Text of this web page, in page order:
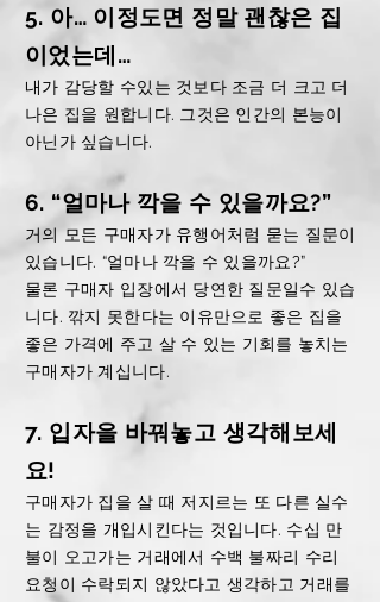
5. 아… 이정도면 정말 괜찮은 집
이었는데…
내가 감당할 수있는 것보다 조금 더 크고 더
나은 집을 원합니다. 그것은 인간의 본능이
아닌가 싶습니다.
6. “얼마나 깍을 수 있을까요?”
거의 모든 구매자가 유행어처럼 묻는 질문이
있습니다. “얼마나 깍을 수 있을까요?”
물론 구매자 입장에서 당연한 질문일수 있습
니다. 깎지 못한다는 이유만으로 좋은 집을
좋은 가격에 주고 살 수 있는 기회를 놓치는
구매자가 계십니다.
7. 입자을 바꿔놓고 생각해보세
요!
구매자가 집을 살 때 저지르는 또 다른 실수
는 감정을 개입시킨다는 것입니다. 수십 만
불이 오고가는 거래에서 수백 불짜리 수리
요청이 수락되지 않았다고 생각하고 거래를